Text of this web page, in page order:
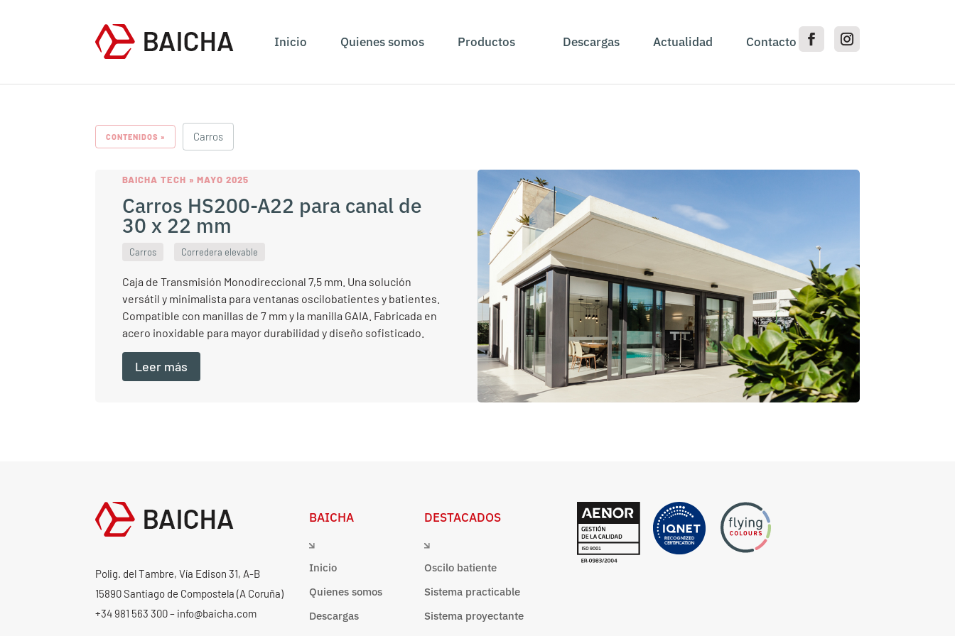
Inicio Quienes somos Productos Descargas Actualidad Contacto
CONTENIDOS » Carros
BAICHA TECH » MAYO 2025
Carros HS200-A22 para canal de
30 x 22 mm
Carros Corredera elevable
Caja de Transmisión Monodireccional 7,5 mm. Una solución
versátil y minimalista para ventanas oscilobatientes y batientes.
Compatible con manillas de 7 mm y la manilla GAIA. Fabricada en
acero inoxidable para mayor durabilidad y diseño sofisticado.
Leer más
Polig. del Tambre, Vía Edison 31, A-B
15890 Santiago de Compostela (A Coruña)
+34 981 563 300 – info@baicha.com
BAICHA
Inicio
Quienes somos
Descargas
DESTACADOS
Oscilo batiente
Sistema practicable
Sistema proyectante